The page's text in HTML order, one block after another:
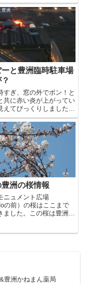
船 お台場たこ焼きミュ
豊洲ダイニング 梟
で...
豊洲
ーと豊洲臨時駐車場
すぎ、窓の外でボン！と
共に赤い炎が上がってい
えてびっくりしました。
みると「がすてな〜に」
ららぽーと臨時駐車場の
らのようです。数日前か
車場にテントが張られて
。４月１３日〜１５日
洲の桜情報
ニュメント広場
の前）の桜はここまで
ました。この桜は豊洲三
豊洲かねまん薬局